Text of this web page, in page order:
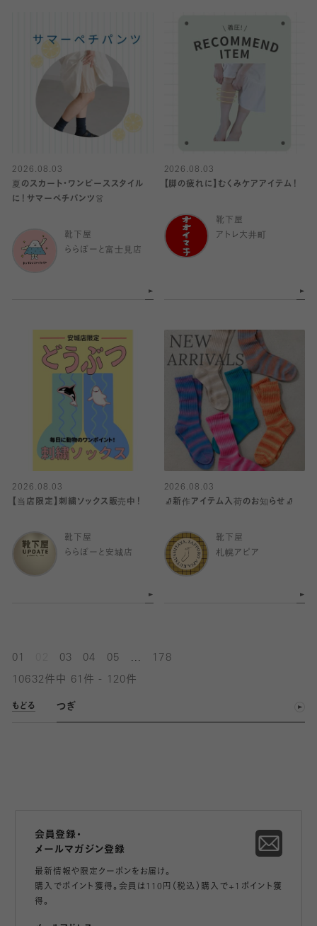
2026.08.03
夏のスカート・ワンピーススタイル
に！サマーペチパンツ👗
靴下屋
ららぽーと富士見店
2026.08.03
【脚の疲れに】むくみケアアイテム！
靴下屋
アトレ大井町
2026.08.03
【当店限定】刺繍ソックス販売中！
靴下屋
ららぽーと安城店
2026.08.03
🧦新作アイテム入荷のお知らせ🧦
靴下屋
札幌アピア
01 03 04 05 178
10632件中 61件 - 120件
もどる つぎ
会員登録・
メールマガジン登録
最新情報や限定クーポンをお届け。
購入でポイント獲得。会員は110円（税込）購入で+1ポイント獲
得。